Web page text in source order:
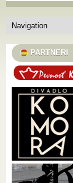
PARTNERI